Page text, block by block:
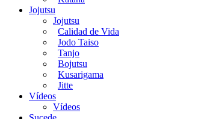
Jojutsu
Jojutsu
Calidad de Vida
Jodo Taiso
Tanjo
Bojutsu
Kusarigama
Jitte
Vídeos
Vídeos